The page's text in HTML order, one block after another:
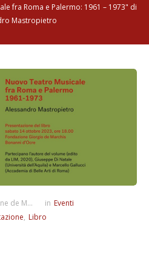
fra Roma e Palermo: 1961 – 1973" di
Mastropietro
de M... in Eventi
Libro